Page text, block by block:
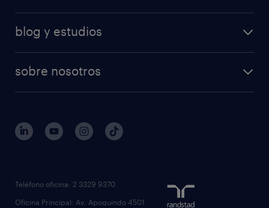
blog y estudios
sobre nosotros
Teléfono oficina: 2 3329 9370
Oficina Principal: Av. Apoquindo 4501